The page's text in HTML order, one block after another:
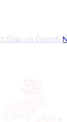
Giáo và Doanh